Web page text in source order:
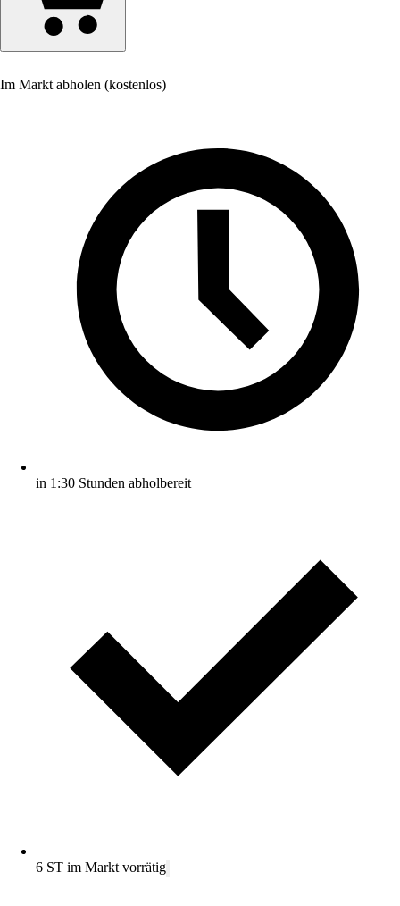
Im Markt abholen (kostenlos)
in 1:30 Stunden abholbereit
6 ST im Markt vorrätig